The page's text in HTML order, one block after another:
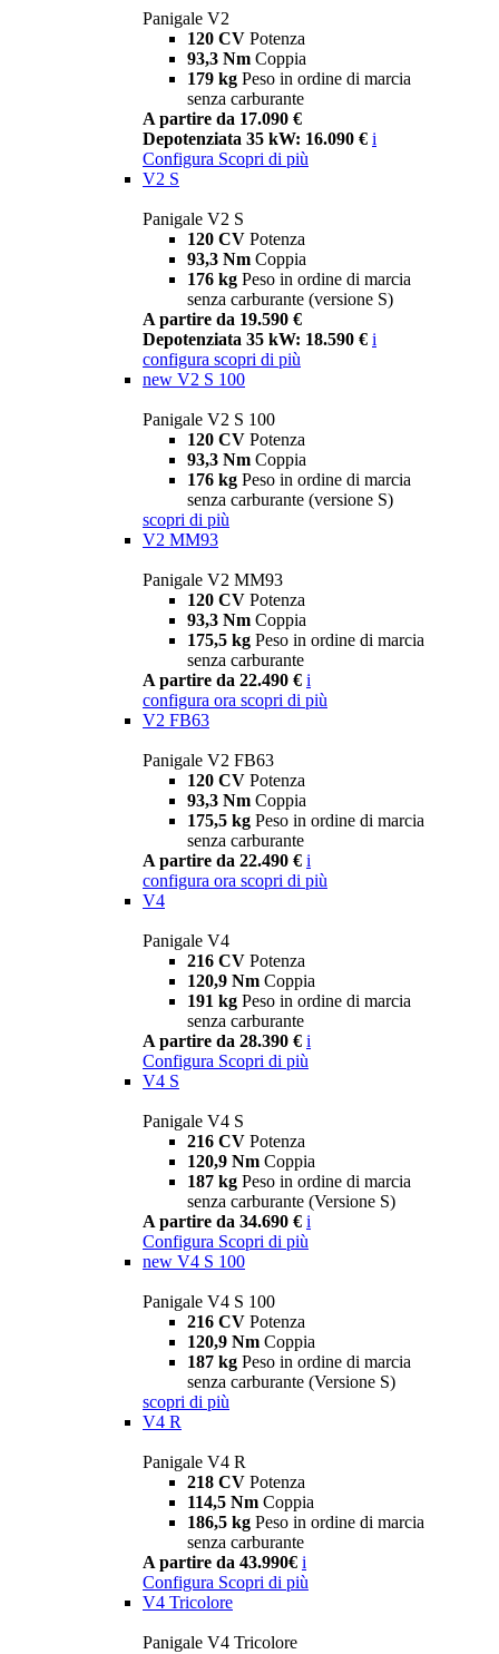
Panigale V2
120 CV Potenza
93,3 Nm Coppia
179 kg Peso in ordine di marcia
senza carburante
A partire da 17.090 €
Depotenziata 35 kW: 16.090 € i
Configura Scopri di più
V2 S
Panigale V2 S
120 CV Potenza
93,3 Nm Coppia
176 kg Peso in ordine di marcia
senza carburante (versione S)
A partire da 19.590 €
Depotenziata 35 kW: 18.590 € i
configura scopri di più
new V2 S 100
Panigale V2 S 100
120 CV Potenza
93,3 Nm Coppia
176 kg Peso in ordine di marcia
senza carburante (versione S)
scopri di più
V2 MM93
Panigale V2 MM93
120 CV Potenza
93,3 Nm Coppia
175,5 kg Peso in ordine di marcia
senza carburante
A partire da 22.490 € i
configura ora scopri di più
V2 FB63
Panigale V2 FB63
120 CV Potenza
93,3 Nm Coppia
175,5 kg Peso in ordine di marcia
senza carburante
A partire da 22.490 € i
configura ora scopri di più
V4
Panigale V4
216 CV Potenza
120,9 Nm Coppia
191 kg Peso in ordine di marcia
senza carburante
A partire da 28.390 € i
Configura Scopri di più
V4 S
Panigale V4 S
216 CV Potenza
120,9 Nm Coppia
187 kg Peso in ordine di marcia
senza carburante (Versione S)
A partire da 34.690 € i
Configura Scopri di più
new V4 S 100
Panigale V4 S 100
216 CV Potenza
120,9 Nm Coppia
187 kg Peso in ordine di marcia
senza carburante (Versione S)
scopri di più
V4 R
Panigale V4 R
218 CV Potenza
114,5 Nm Coppia
186,5 kg Peso in ordine di marcia
senza carburante
A partire da 43.990€ i
Configura Scopri di più
V4 Tricolore
Panigale V4 Tricolore